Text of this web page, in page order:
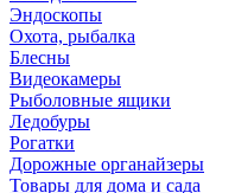
Эндоскопы
Охота, рыбалка
Блесны
Видеокамеры
Рыболовные ящики
Ледобуры
Рогатки
Дорожные органайзеры
Товары для дома и сада